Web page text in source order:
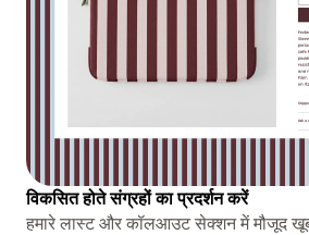
विकसित होते संग्रहों का प्रदर्शन करें
हमारे लास्ट और कॉलआउट सेक्शन में मौजूद